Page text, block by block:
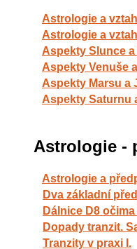
Astrologie a
Astrologie a
Aspekty Slunce a
Aspekty Venuše
Aspekty Marsu a
Aspekty Saturnu
Astrologie -
Astrologie a
Dva základní
Dálnice D8
Dopady tranzit.
Tranzity v praxi I.